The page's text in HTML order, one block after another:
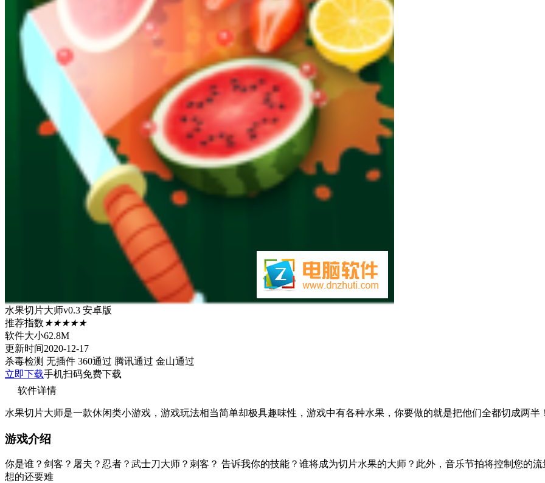
水果切片大师v0.3 安卓版
推荐指数 ★★★★★
软件大小62.8M
更新时间2020-12-17
杀毒检测 无插件 360通过 腾讯通过 金山通过
立即下载手机扫码免费下载
软件详情
水果切片大师是一款休闲类小游戏，游戏玩法相当简单却极具趣味性，游戏中有各种水果，你要做的就是把他们全都切成两半！
游戏介绍
你是谁？剑客？屠夫？忍者？武士刀大师？刺客？ 告诉我你的技能？谁将成为切片水果的大师？此外，音乐节拍将控制您的
想的还要难